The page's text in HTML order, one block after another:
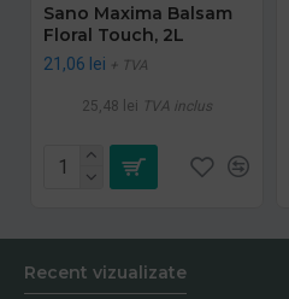
Sano Maxima Balsam
Floral Touch, 2L
21,06 lei + TVA
25,48 lei TVA inclus
Recent vizualizate